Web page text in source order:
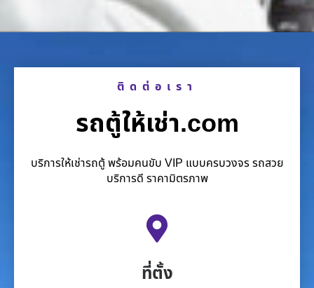
ติดต่อเรา
รถตู้ให้เช่า.com
บริการให้เช่ารถตู้ พร้อมคนขับ VIP แบบครบวงจร รถสวย
บริการดี ราคามิตรภาพ
ที่ตั้ง